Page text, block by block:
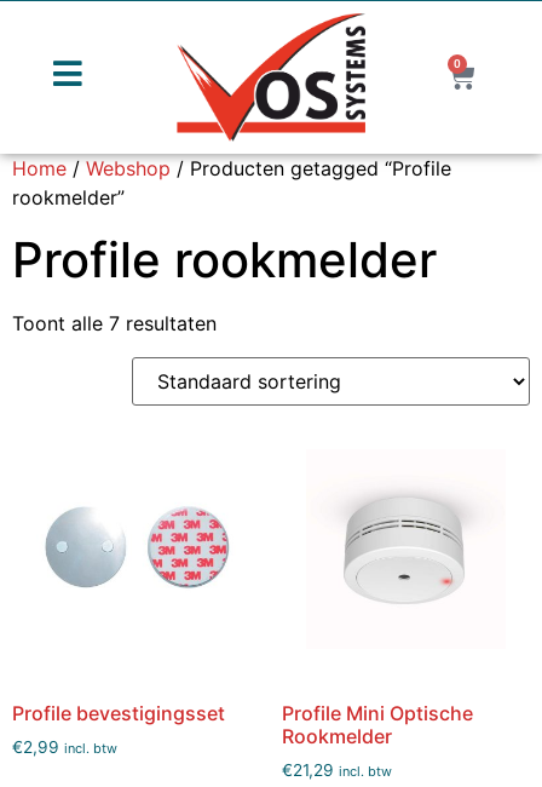
0
Home/Webshop/ Producten getagged “Profile
rookmelder”
Profile rookmelder
Toont alle 7 resultaten
Profile bevestigingsset
€2,99 incl. btw
Profile Mini Optische
Rookmelder
€21,29 incl. btw